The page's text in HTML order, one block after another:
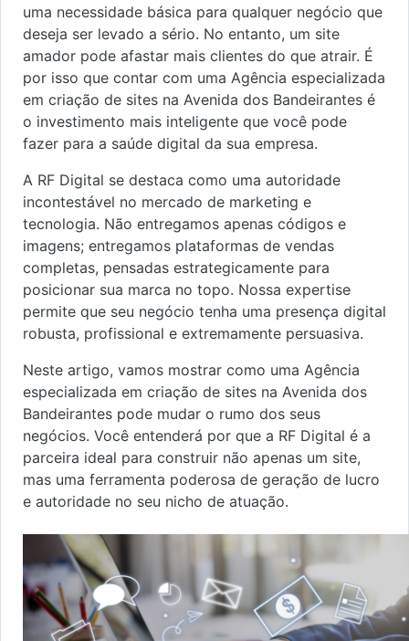
uma necessidade básica para qualquer negócio que
deseja ser levado a sério. No entanto, um site
amador pode afastar mais clientes do que atrair. É
por isso que contar com uma Agência especializada
em criação de sites na Avenida dos Bandeirantes é
o investimento mais inteligente que você pode
fazer para a saúde digital da sua empresa.
A RF Digital se destaca como uma autoridade
incontestável no mercado de marketing e
tecnologia. Não entregamos apenas códigos e
imagens; entregamos plataformas de vendas
completas, pensadas estrategicamente para
posicionar sua marca no topo. Nossa expertise
permite que seu negócio tenha uma presença digital
robusta, profissional e extremamente persuasiva.
Neste artigo, vamos mostrar como uma Agência
especializada em criação de sites na Avenida dos
Bandeirantes pode mudar o rumo dos seus
negócios. Você entenderá por que a RF Digital é a
parceira ideal para construir não apenas um site,
mas uma ferramenta poderosa de geração de lucro
e autoridade no seu nicho de atuação.